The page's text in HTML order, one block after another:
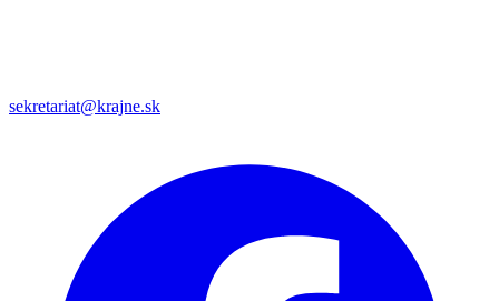
sekretariat@krajne.sk